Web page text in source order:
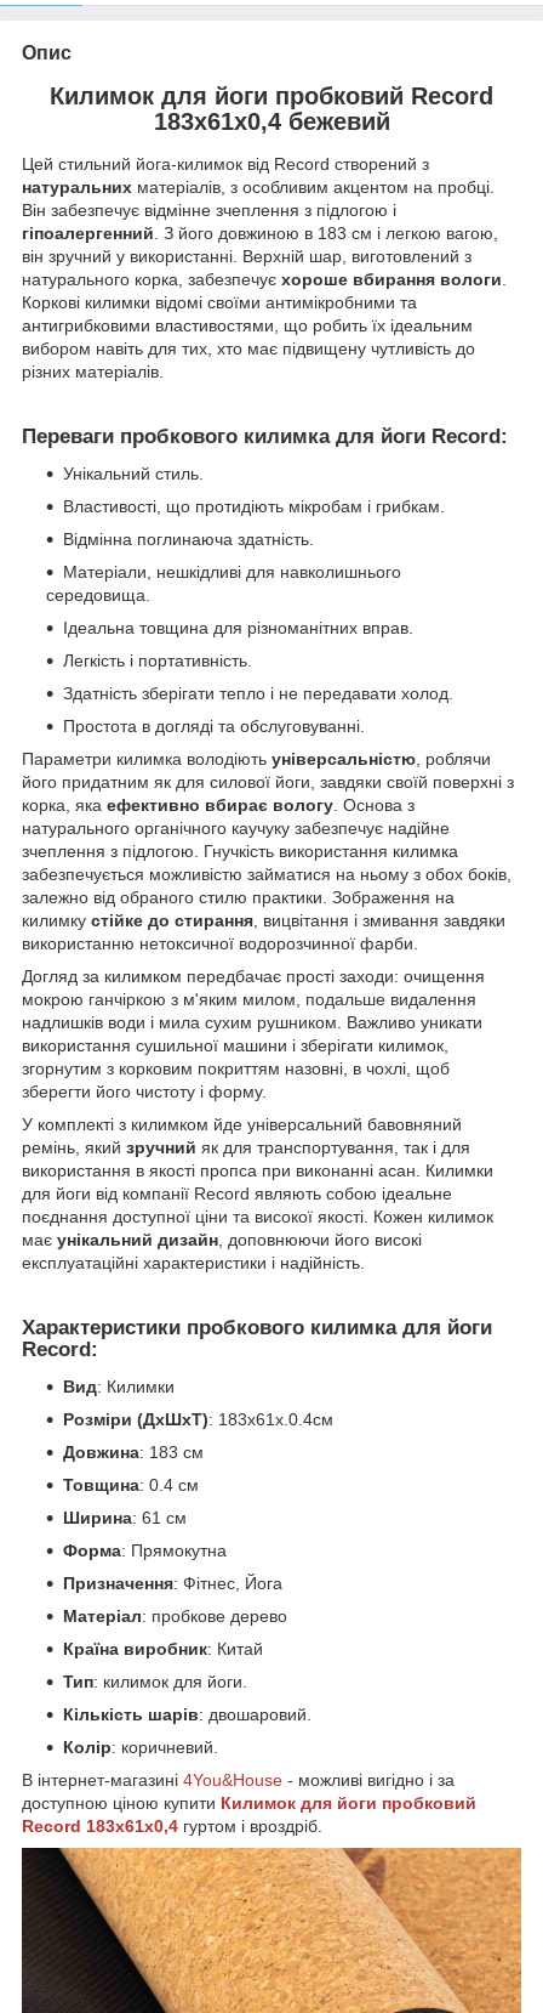
Опис
Килимок для йоги пробковий Record
183x61x0,4 бежевий
Цей стильний йога-килимок від Record створений з
натуральних матеріалів, з особливим акцентом на пробці.
Він забезпечує відмінне зчеплення з підлогою і
гіпоалергенний. З його довжиною в 183 см і легкою вагою,
він зручний у використанні. Верхній шар, виготовлений з
натурального корка, забезпечує хороше вбирання вологи.
Коркові килимки відомі своїми антимікробними та
антигрибковими властивостями, що робить їх ідеальним
вибором навіть для тих, хто має підвищену чутливість до
різних матеріалів.
Переваги пробкового килимка для йоги Record:
Унікальний стиль.
Властивості, що протидіють мікробам і грибкам.
Відмінна поглинаюча здатність.
Матеріали, нешкідливі для навколишнього
середовища.
Ідеальна товщина для різноманітних вправ.
Легкість і портативність.
Здатність зберігати тепло і не передавати холод.
Простота в догляді та обслуговуванні.
Параметри килимка володіють універсальністю, роблячи
його придатним як для силової йоги, завдяки своїй поверхні з
корка, яка ефективно вбирає вологу. Основа з
натурального органічного каучуку забезпечує надійне
зчеплення з підлогою. Гнучкість використання килимка
забезпечується можливістю займатися на ньому з обох боків,
залежно від обраного стилю практики. Зображення на
килимку стійке до стирання, вицвітання і змивання завдяки
використанню нетоксичної водорозчинної фарби.
Догляд за килимком передбачає прості заходи: очищення
мокрою ганчіркою з м'яким милом, подальше видалення
надлишків води і мила сухим рушником. Важливо уникати
використання сушильної машини і зберігати килимок,
згорнутим з корковим покриттям назовні, в чохлі, щоб
зберегти його чистоту і форму.
У комплекті з килимком йде універсальний бавовняний
ремінь, який зручний як для транспортування, так і для
використання в якості пропса при виконанні асан. Килимки
для йоги від компанії Record являють собою ідеальне
поєднання доступної ціни та високої якості. Кожен килимок
має унікальний дизайн, доповнюючи його високі
експлуатаційні характеристики і надійність.
Характеристики пробкового килимка для йоги
Record:
Вид: Килимки
Розміри (ДхШхТ): 183x61x.0.4см
Довжина: 183 см
Товщина: 0.4 см
Ширина: 61 см
Форма: Прямокутна
Призначення: Фітнес, Йога
Матеріал: пробкове дерево
Країна виробник: Китай
Тип: килимок для йоги.
Кількість шарів: двошаровий.
Колір: коричневий.
В інтернет-магазині 4You&House - можливі вигідно і за
доступною ціною купити Килимок для йоги пробковий
Record 183x61x0,4 гуртом і вроздріб.